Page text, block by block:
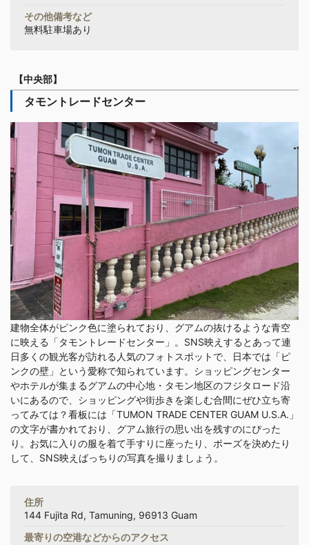
その他備考など
無料駐車場あり
【中央部】
タモントレードセンター
建物全体がピンク色に塗られており、グアムの抜けるような青空
に映える「タモントレードセンター」。SNS映えするとあって連
日多くの観光客が訪れる人気のフォトスポットで、日本では「ピ
ンクの壁」という愛称で知られています。ショッピングセンター
やホテルが集まるグアムの中心地・タモン地区のフジタロード沿
いにあるので、ショッピングや街歩きを楽しむ合間にぜひ立ち寄
ってみては？看板には「TUMON TRADE CENTER GUAM U.S.A.」
の文字が書かれており、グアム旅行の思い出を残すのにぴった
り。お気に入りの服を着て手すりに座ったり、ポーズを決めたり
して、SNS映えばっちりの写真を撮りましょう。
住所
144 Fujita Rd, Tamuning, 96913 Guam
最寄りの空港などからのアクセス